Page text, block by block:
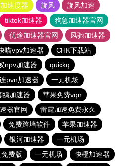
速度器 旋风
旋风加速
tiktok加速器
狗急加速器官网
优途加速器官网
风驰加速器
喵vpv加速器
CHK下载站
npv加速器
quickq
pvn加速器
一元机场
鸥加速器
苹果免费vqn
器官网
雷霆加速免费永久
免费跨墙软件
苹果加速器
银河加速器
一元机场
费版 一元机场
快橙加速器